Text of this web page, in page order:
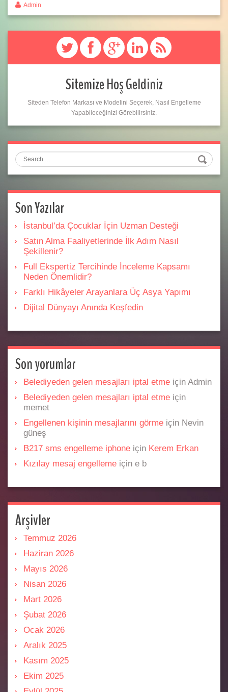
Admin
Sitemize Hoş Geldiniz
Siteden Telefon Markası ve Modelini Seçerek, Nasıl Engelleme
Yapabileceğinizi Görebilirsiniz.
Search
Son Yazılar
İstanbul’da Çocuklar İçin Uzman Desteği
Satın Alma Faaliyetlerinde İlk Adım Nasıl
Şekillenir?
Full Ekspertiz Tercihinde İnceleme Kapsamı
Neden Önemlidir?
Farklı Hikâyeler Arayanlara Üç Asya Yapımı
Dijital Dünyayı Anında Keşfedin
Son yorumlar
Belediyeden gelen mesajları iptal etme için Admin
Belediyeden gelen mesajları iptal etme için
memet
Engellenen kişinin mesajlarını görme için Nevin
güneş
B217 sms engelleme iphone için Kerem Erkan
Kızılay mesaj engelleme için e b
Arşivler
Temmuz 2026
Haziran 2026
Mayıs 2026
Nisan 2026
Mart 2026
Şubat 2026
Ocak 2026
Aralık 2025
Kasım 2025
Ekim 2025